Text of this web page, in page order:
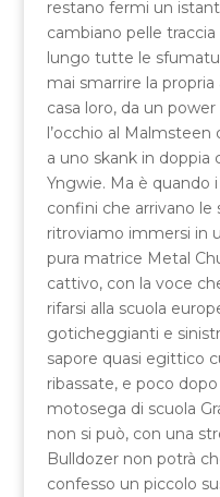
restano fermi un
cambiano pelle
lungo tutte le
mai smarrire la
casa loro, da un
l’occhio al Malmsteen
a uno skank in doppia
Yngwie. Ma è quando
confini che arrivano le
ritroviamo immersi in
pura matrice Metal
cattivo, con la voce
rifarsi alla scuola
goticheggianti e
sapore quasi egittico
ribassate, e poco
motosega di scuola
non si può, con una
Bulldozer non potrà
confesso un piccolo